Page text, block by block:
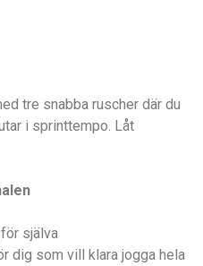
tre snabba ruscher där du
i sprinttempo. Låt
själva
dig som vill klara jogga hela